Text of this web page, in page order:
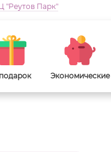
"Реутов Парк"
Экономические